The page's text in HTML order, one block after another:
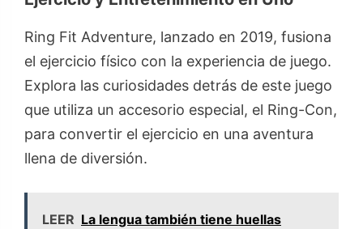
Ring Fit Adventure, lanzado en 2019, fusiona
el ejercicio físico con la experiencia de juego.
Explora las curiosidades detrás de este juego
que utiliza un accesorio especial, el Ring-Con,
para convertir el ejercicio en una aventura
llena de diversión.
LEER La lengua también tiene huellas